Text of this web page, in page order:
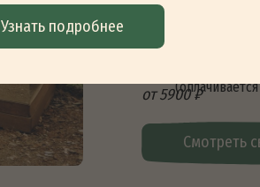
Двуспальная кровать,
Душ, туалет, горячая вода
Обогреватель
Домик
Узнать подробнее